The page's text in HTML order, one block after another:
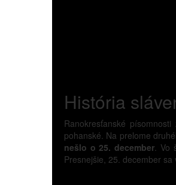
História
Ranokresťanské
pohanské. Na prelome
nešlo o 25. december. Vo
Presnejšie, 25. december